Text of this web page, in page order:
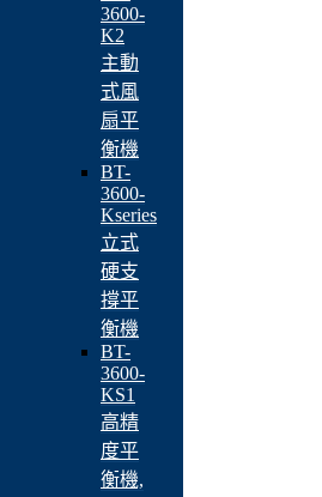
3600-
K2
主動
式風
扇平
衡機
BT-
3600-
Kseries
立式
硬支
撐平
衡機
BT-
3600-
KS1
高精
度平
衡機,